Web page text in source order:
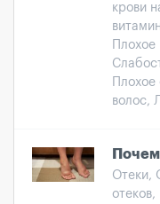
крови
волос,
Отеки,